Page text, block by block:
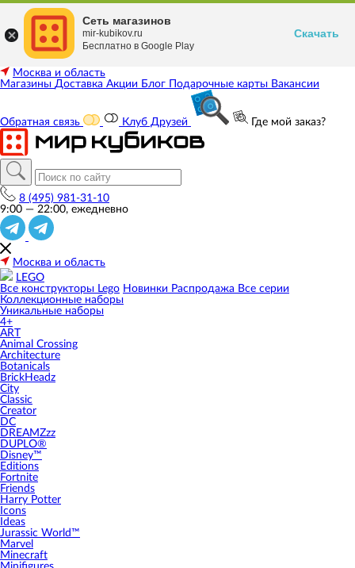
Москва и область
Магазины Доставка Акции Блог Подарочные карты Вакансии
Обратная связь Клуб Друзей Где мой заказ?
8 (495) 981-31-10
9:00 — 22:00, ежедневно
Москва и область
LEGO
Все конструкторы Lego Новинки Распродажа Все серии
Коллекционные наборы
Уникальные наборы
4+
ART
Animal Crossing
Architecture
Botanicals
BrickHeadz
City
Classic
Creator
DC
DREAMZzz
DUPLO®
Disney™
Editions
Fortnite
Friends
Harry Potter
Icons
Ideas
Jurassic World™
Marvel
Minecraft
Сеть магазинов
mir-kubikov.ru
Бесплатно в Google Play
Скачать